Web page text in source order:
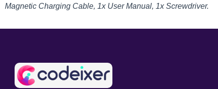
Magnetic Charging Cable, 1x User Manual, 1x Screwdriver.